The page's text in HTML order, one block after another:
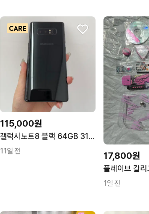
115,000원
갤럭시노트8 블랙 64GB 311809 울산중고폰
11일 전 17,800원
1일 전